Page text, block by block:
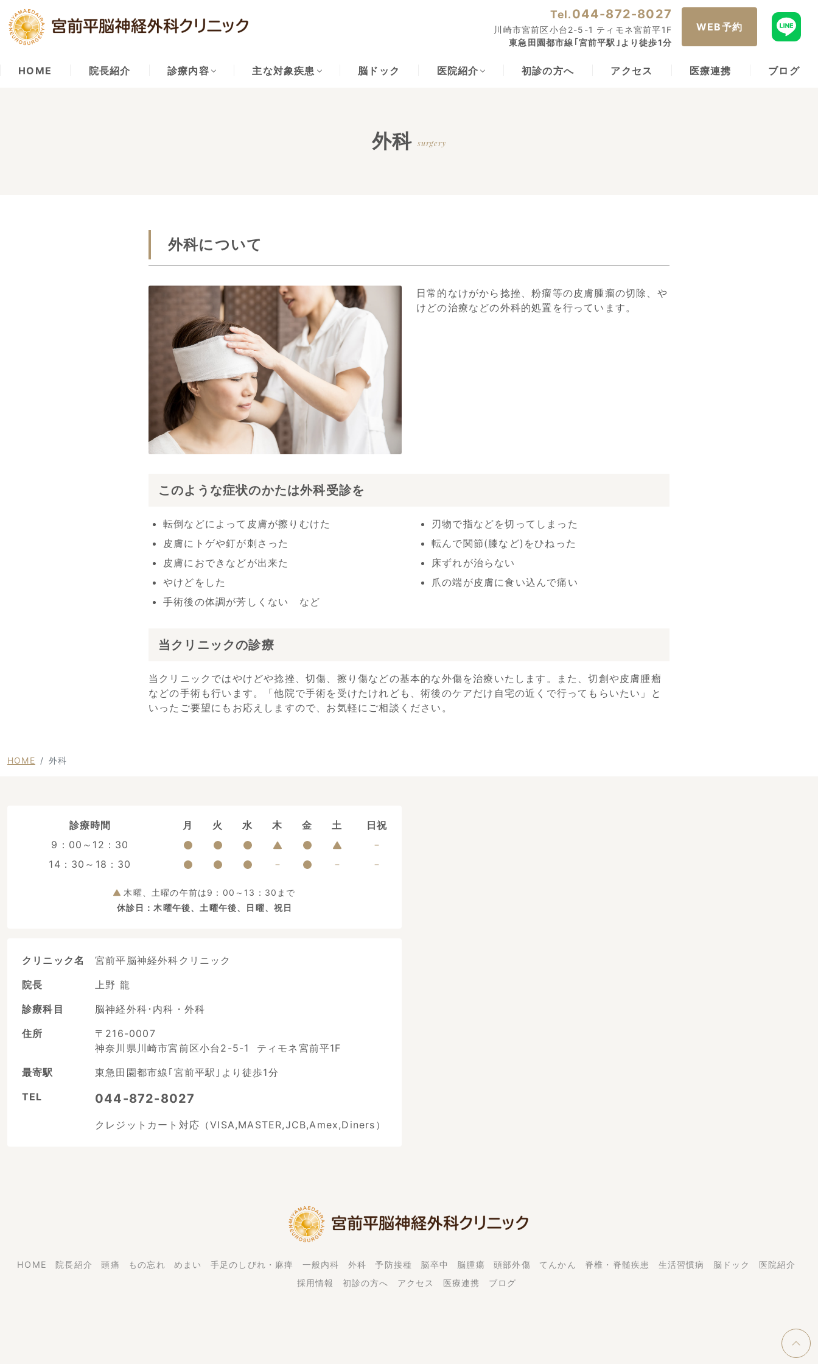
Tel.044-872-8027
川崎市宮前区小台2-5-1 ティモネ宮前平1F
東急田園都市線｢宮前平駅｣より徒歩1分
WEB予約
HOME 院長紹介 診療内容 主な対象疾患 脳ドック 医院紹介 初診の方へ アクセス 医療連携 ブログ
外科 surgery
外科について
日常的なけがから捻挫、粉瘤等の皮膚腫瘤の切除、や
けどの治療などの外科的処置を行っています。
このような症状のかたは外科受診を
転倒などによって皮膚が擦りむけた
刃物で指などを切ってしまった
皮膚にトゲや釘が刺さった
転んで関節(膝など)をひねった
皮膚におできなどが出来た
床ずれが治らない
やけどをした
爪の端が皮膚に食い込んで痛い
手術後の体調が芳しくない など
当クリニックの診療
当クリニックではやけどや捻挫、切傷、擦り傷などの基本的な外傷を治療いたします。また、切創や皮膚腫瘤
などの手術も行います。「他院で手術を受けたけれども、術後のケアだけ自宅の近くで行ってもらいたい」と
いったご要望にもお応えしますので、お気軽にご相談ください。
HOME 外科
木曜、土曜の午前は9：00～13：30まで
休診日：木曜午後、土曜午後、日曜、祝日
診療時間 月 火 水 木 金 土
日祝
9：00～12：30
14：30～18：30
クリニック名
宮前平脳神経外科クリニック
院長
上野 龍
診療科目
脳神経外科･内科・外科
住所
〒216-0007
神奈川県川崎市宮前区小台2-5-1 ティモネ宮前平1F
最寄駅
東急田園都市線｢宮前平駅｣より徒歩1分
TEL
044-872-8027
クレジットカート対応（VISA,MASTER,JCB,Amex,Diners）
HOME 院長紹介 頭痛 もの忘れ めまい 手足のしびれ・麻痺 一般内科 外科 予防接種 脳卒中 脳腫瘍 頭部外傷 てんかん 脊椎・脊髄疾患 生活習慣病 脳ドック
医院紹介
採用情報
初診の方へ アクセス 医療連携 ブログ